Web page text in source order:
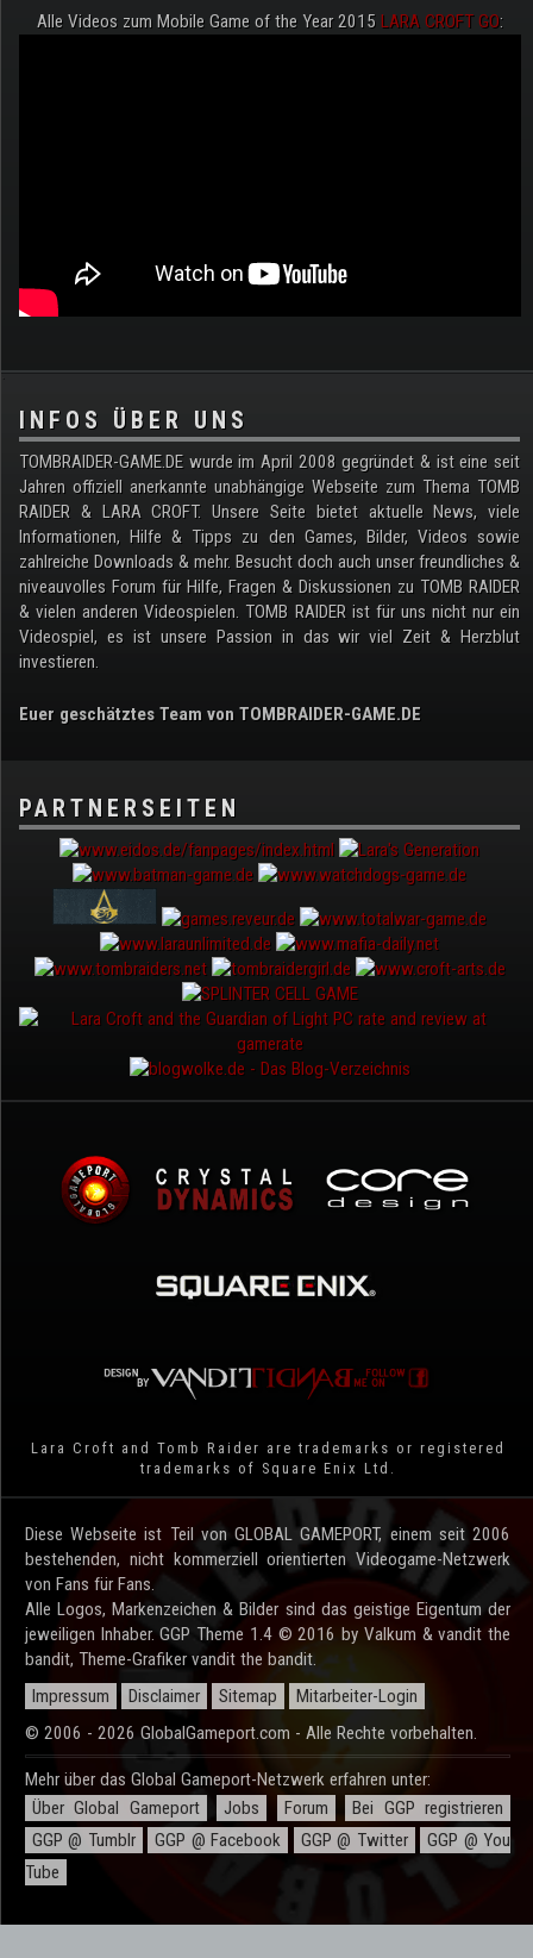
Alle Videos zum Mobile Game of the Year 2015 LARA CROFT GO:
.
INFOS ÜBER UNS
TOMBRAIDER-GAME.DE wurde im April 2008 gegründet & ist eine seit
Jahren offiziell anerkannte unabhängige Webseite zum Thema TOMB
RAIDER & LARA CROFT. Unsere Seite bietet aktuelle News, viele
Informationen, Hilfe & Tipps zu den Games, Bilder, Videos sowie
zahlreiche Downloads & mehr. Besucht doch auch unser freundliches &
niveauvolles Forum für Hilfe, Fragen & Diskussionen zu TOMB RAIDER
& vielen anderen Videospielen. TOMB RAIDER ist für uns nicht nur ein
Videospiel, es ist unsere Passion in das wir viel Zeit & Herzblut
investieren.
Euer geschätztes Team von TOMBRAIDER-GAME.DE
PARTNERSEITEN
Lara Croft and Tomb Raider are trademarks or registered
trademarks of Square Enix Ltd.
Diese Webseite ist Teil von GLOBAL GAMEPORT, einem seit 2006
bestehenden, nicht kommerziell orientierten Videogame-Netzwerk
von Fans für Fans.
Alle Logos, Markenzeichen & Bilder sind das geistige Eigentum der
jeweiligen Inhaber. GGP Theme 1.4 © 2016 by Valkum & vandit the
bandit, Theme-Grafiker vandit the bandit.
Impressum
Disclaimer Sitemap
Mitarbeiter-Login
© 2006 - 2026 GlobalGameport.com - Alle Rechte vorbehalten.
Mehr über das Global Gameport-Netzwerk erfahren unter:
Über Global Gameport
Jobs Forum
Bei GGP registrieren
GGP @ Tumblr
GGP @ Facebook GGP @ Twitter
GGP @ You
Tube